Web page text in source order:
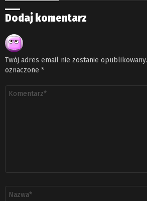
Dodaj komentarz
Twój adres email nie zostanie opublikowany.
oznaczone *